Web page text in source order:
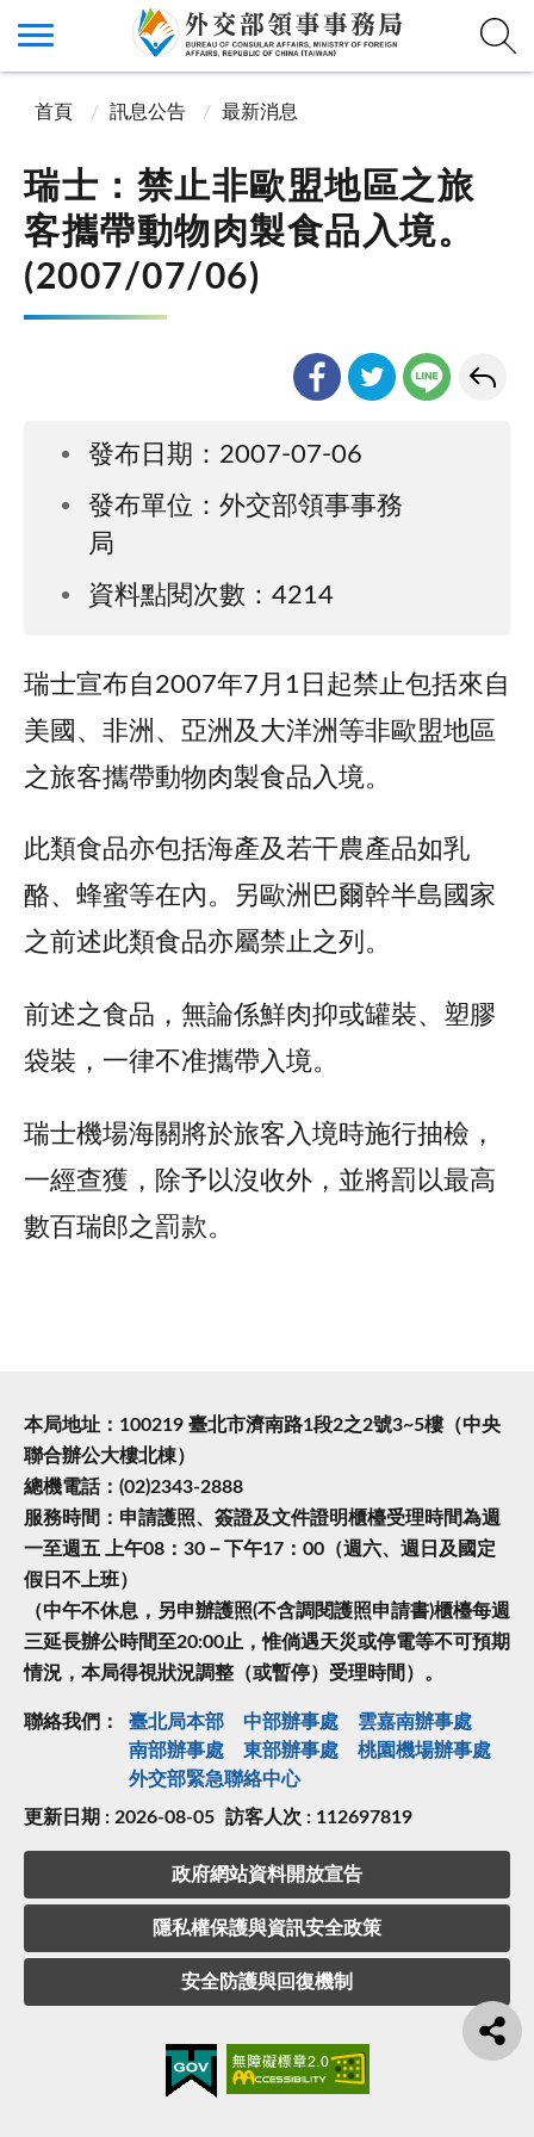
首頁 訊息公告 最新消息
瑞士：禁止非歐盟地區之旅
客攜帶動物肉製食品入境。
(2007/07/06)
發布日期：2007-07-06
發布單位：外交部領事事務
局
資料點閱次數：4214
瑞士宣布自2007年7月1日起禁止包括來自
美國、非洲、亞洲及大洋洲等非歐盟地區
之旅客攜帶動物肉製食品入境。
此類食品亦包括海產及若干農產品如乳
酪、蜂蜜等在內。另歐洲巴爾幹半島國家
之前述此類食品亦屬禁止之列。
前述之食品，無論係鮮肉抑或罐裝、塑膠
袋裝，一律不准攜帶入境。
瑞士機場海關將於旅客入境時施行抽檢，
一經查獲，除予以沒收外，並將罰以最高
數百瑞郎之罰款。
本局地址：100219 臺北市濟南路1段2之2號3~5樓（中央
聯合辦公大樓北棟）
總機電話：(02)2343-2888
服務時間：申請護照、簽證及文件證明櫃檯受理時間為週
一至週五 上午08：30－下午17：00（週六、週日及國定
假日不上班）
（中午不休息，另申辦護照(不含調閱護照申請書)櫃檯每週
三延長辦公時間至20:00止，惟倘遇天災或停電等不可預期
情況，本局得視狀況調整（或暫停）受理時間）。
聯絡我們： 臺北局本部 中部辦事處
雲嘉南辦事處
南部辦事處
東部辦事處
桃園機場辦事處
外交部緊急聯絡中⼼
更新日期 : 2026-08-05 訪客人次 : 112697819
政府網站資料開放宣告
隱私權保護與資訊安全政策
安全防護與回復機制